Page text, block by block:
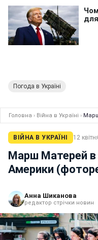
Погода в Україні
Головна › Війна в Україні ›
ВІЙНА В УКРАЇНІ 12
Марш Матерей в
Америки
Анна Шиканова
редактор стрічки новин